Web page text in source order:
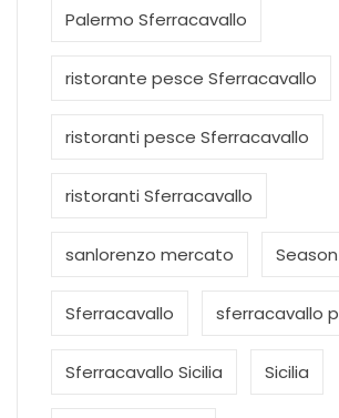
Palermo Sferracavallo
ristorante pesce Sferracavallo
ristoranti pesce Sferracavallo
ristoranti Sferracavallo
sanlorenzo mercato
Sferracavallo sferracavallo
Sferracavallo Sicilia Sicilia